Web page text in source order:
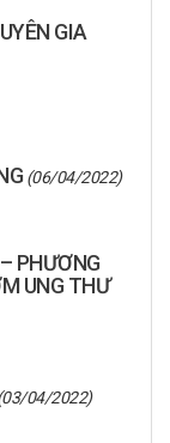
GIA
(06/04/2022)
PHƯƠNG
UNG THƯ
04/2022)